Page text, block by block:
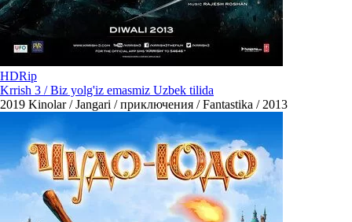
HDRip
Krrish 3 / Biz yolg'iz emasmiz Uzbek tilida
2019 Kinolar / Jangari / приключения / Fantastika / 2013